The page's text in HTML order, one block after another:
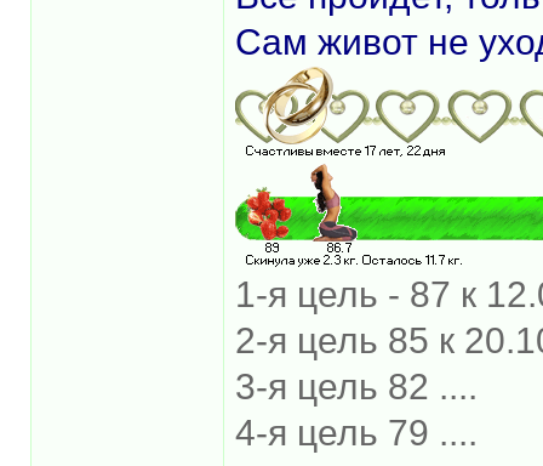
Сам живот не
1-я цель - 87 к
2-я цель 85 к
3-я цель 82 ....
4-я цель 79 ....